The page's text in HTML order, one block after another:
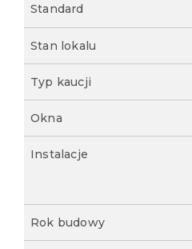
Standard
Stan lokalu
Typ kaucji
Okna
Instalacje
Rok budowy